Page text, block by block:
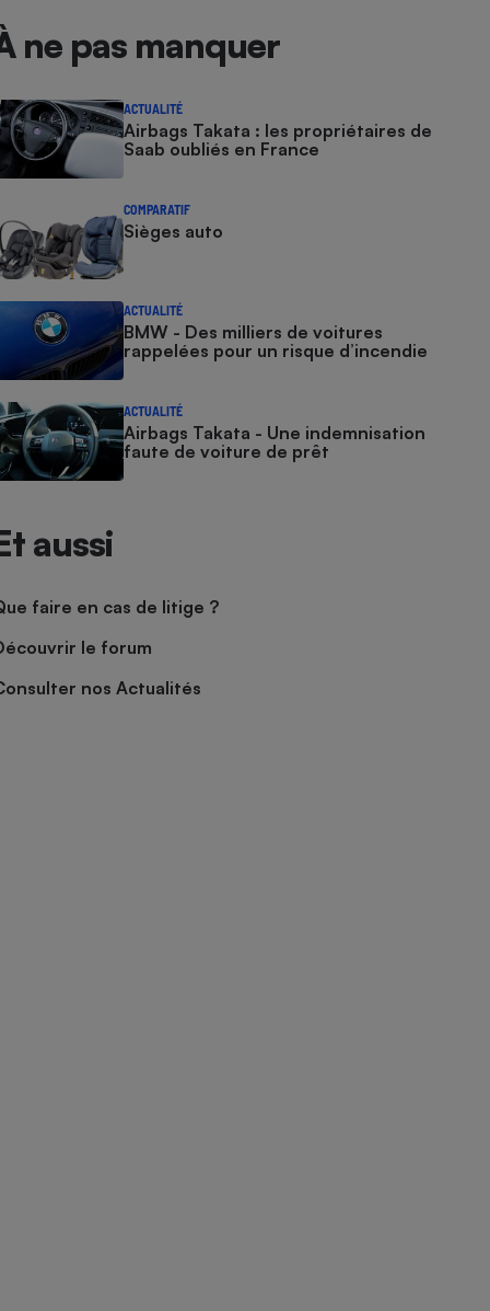
ne pas manquer
ACTUALITÉ
Airbags Takata : les propriétaires de
Saab oubliés en France
COMPARATIF
Sièges auto
ACTUALITÉ
BMW - Des milliers de voitures
rappelées pour un risque d’incendie
ACTUALITÉ
Airbags Takata - Une indemnisation
faute de voiture de prêt
aussi
faire en cas de litige ?
le forum
nos Actualités